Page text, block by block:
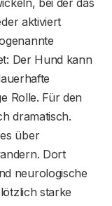
bei der das
aktiviert
Der Hund kann
Rolle. Für den
dramatisch.
über
Dort
neurologische
starke